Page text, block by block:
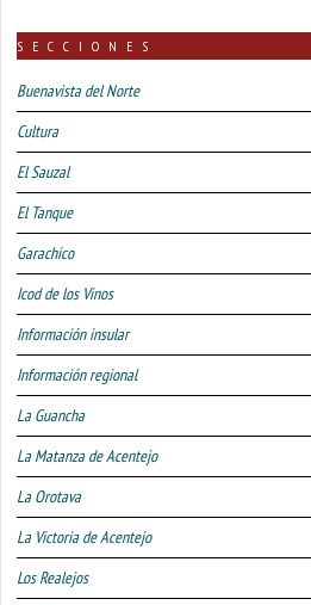
SECCIONES
Buenavista del Norte
Cultura
El Sauzal
El Tanque
Garachico
Icod de los Vinos
Información insular
Información regional
La Guancha
La Matanza de Acentejo
La Orotava
La Victoria de Acentejo
Los Realejos